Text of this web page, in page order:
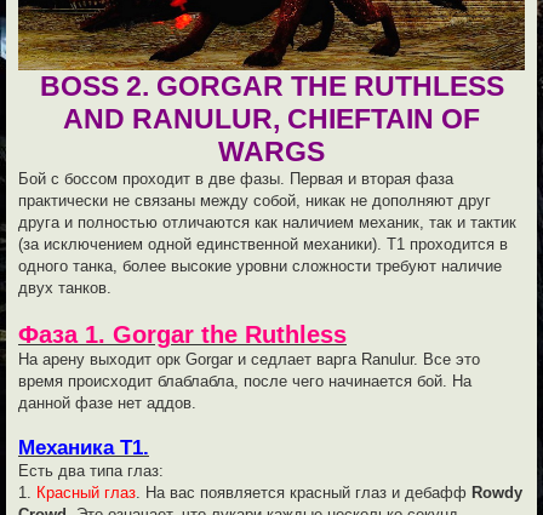
BOSS 2. GORGAR THE RUTHLESS
AND RANULUR, CHIEFTAIN OF
WARGS
Бой с боссом проходит в две фазы. Первая и вторая фаза
практически не связаны между собой, никак не дополняют друг
друга и полностью отличаются как наличием механик, так и тактик
(за исключением одной единственной механики). Т1 проходится в
одного танка, более высокие уровни сложности требуют наличие
двух танков.
Фаза 1. Gorgar the Ruthless
На арену выходит орк Gorgar и седлает варга Ranulur. Все это
время происходит блаблабла, после чего начинается бой. На
данной фазе нет аддов.
Механика Т1.
Есть два типа глаз:
1. Красный глаз. На вас появляется красный глаз и дебафф Rowdy